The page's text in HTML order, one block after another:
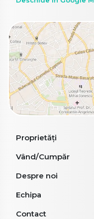
Proprietăți
Vând/Cumpăr
Despre noi
Echipa
Contact